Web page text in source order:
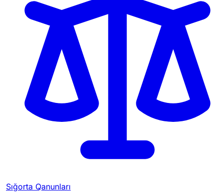
Sığorta Qanunları